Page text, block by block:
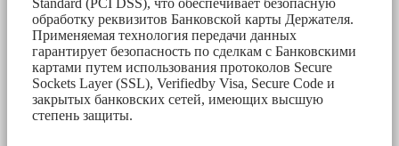
Standard (PCI DSS), что обеспечивает безопасную
обработку реквизитов Банковской карты Держателя.
Применяемая технология передачи данных
гарантирует безопасность по сделкам с Банковскими
картами путем использования протоколов Secure
Sockets Layer (SSL), Verifiedby Visa, Secure Code и
закрытых банковских сетей, имеющих высшую
степень защиты.